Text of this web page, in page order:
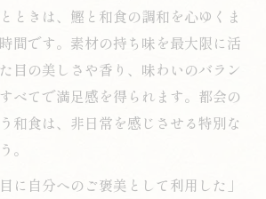
ときは、鰹と和食の調和を心ゆくま
間です。素材の持ち味を最大限に活
目の美しさや香り、味わいのバラン
べてで満足感を得られます。都会の
和食は、非日常を感じさせる特別な
。
に自分へのご褒美として利用した」